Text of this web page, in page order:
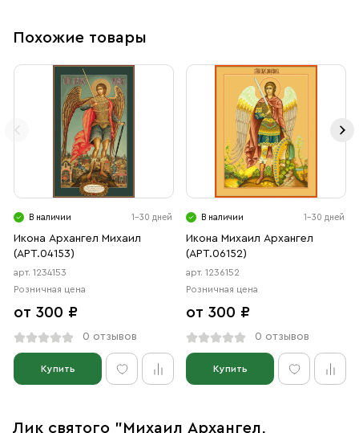
Похожие товары
В наличии 1-30 дней
Икона Архангел Михаил
(АРТ.04153)
арт. 1234153
Розничная цена
от 300 ₽
0 отзывов
Купить
В наличии 1-30 дней
Икона Михаил Архангел
(АРТ.06152)
арт. 1236152
Розничная цена
от 300 ₽
0 отзывов
Купить
Лик святого "Михаил Архангел,